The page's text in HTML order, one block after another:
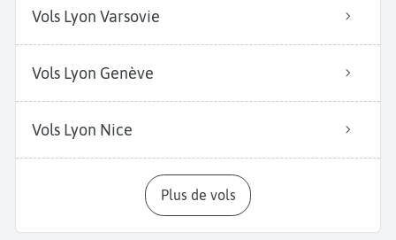
Vols Lyon Varsovie
Vols Lyon Genève
Vols Lyon Nice
Plus de vols